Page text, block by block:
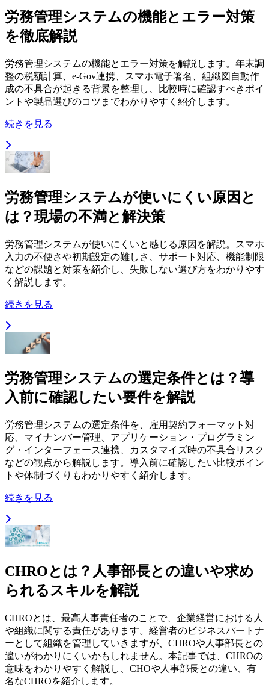
労務管理システムの機能とエラー対策
を徹底解説
労務管理システムの機能とエラー対策を解説します。年末調
整の税額計算、e-Gov連携、スマホ電子署名、組織図自動作
成の不具合が起きる背景を整理し、比較時に確認すべきポイ
ントや製品選びのコツまでわかりやすく紹介します。
続きを見る
労務管理システムが使いにくい原因と
は？現場の不満と解決策
労務管理システムが使いにくいと感じる原因を解説。スマホ
入力の不便さや初期設定の難しさ、サポート対応、機能制限
などの課題と対策を紹介し、失敗しない選び方をわかりやす
く解説します。
続きを見る
労務管理システムの選定条件とは？導
入前に確認したい要件を解説
労務管理システムの選定条件を、雇用契約フォーマット対
応、マイナンバー管理、アプリケーション・プログラミン
グ・インターフェース連携、カスタマイズ時の不具合リスク
などの観点から解説します。導入前に確認したい比較ポイン
トや体制づくりもわかりやすく紹介します。
続きを見る
CHROとは？人事部長との違いや求め
られるスキルを解説
CHROとは、最高人事責任者のことで、企業経営における人
や組織に関する責任があります。経営者のビジネスパートナ
ーとして組織を管理していきますが、CHROや人事部長との
違いがわかりにくいかもしれません。本記事では、CHROの
意味をわかりやすく解説し、CHOや人事部長との違い、有
名なCHROを紹介します。